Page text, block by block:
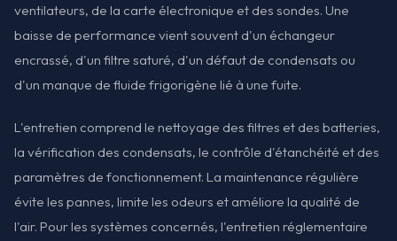
ventilateurs, de la carte électronique et des sondes. Une
baisse de performance vient souvent d'un échangeur
encrassé, d'un filtre saturé, d'un défaut de condensats ou
d'un manque de fluide frigorigène lié à une fuite.
L'entretien comprend le nettoyage des filtres et des batteries,
la vérification des condensats, le contrôle d'étanchéité et des
paramètres de fonctionnement. La maintenance régulière
évite les pannes, limite les odeurs et améliore la qualité de
l'air. Pour les systèmes concernés, l'entretien réglementaire